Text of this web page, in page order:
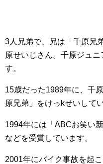
3人兄弟で、兄は「千原兄
原せいじさん。千原ジュ
す。
15歳だった1989年に、千
原兄弟」をけっkせいして
1994年には「ABCお笑い
などを受賞しています。
2001年にバイク事故を起